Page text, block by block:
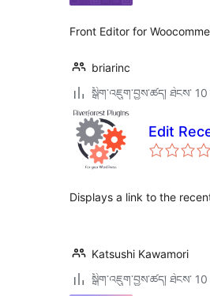
Front Editor for
briarinc
སྒྲིག་འཇུག་བྱས་ཚད། ཐེངས་ 10
Edit
Displays a link to the
Katsushi Kawamori
སྒྲིག་འཇུག་བྱས་ཚད། ཐེངས་ 10